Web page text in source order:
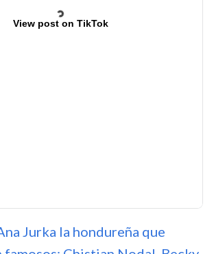
View post on TikTok
Jurka la hondureña que